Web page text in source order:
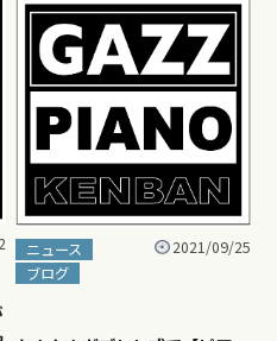
ニュース
ブログ
2021/09/25